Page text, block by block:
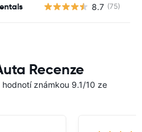
8.7 (75)
Recenze
známkou 9.1/10 ze